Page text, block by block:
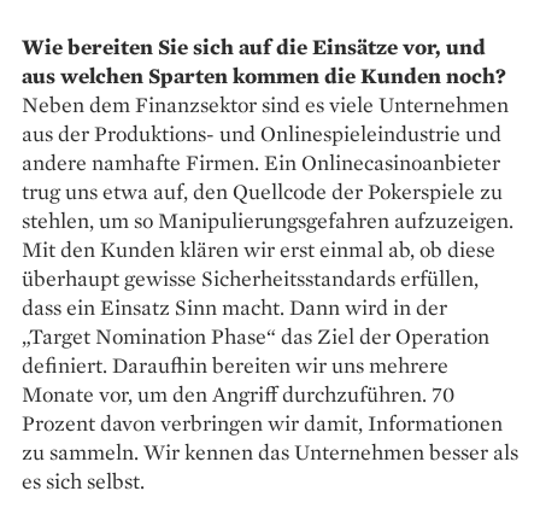
Wie bereiten Sie sich auf die Einsätze vor, und
aus welchen Sparten kommen die Kunden noch?
Neben dem Finanzsektor sind es viele Unternehmen
aus der Produktions- und Onlinespieleindustrie und
andere namhafte Firmen. Ein Onlinecasinoanbieter
trug uns etwa auf, den Quellcode der Pokerspiele zu
stehlen, um so Manipulierungs­gefahren aufzuzeigen.
Mit den Kunden klären wir erst einmal ab, ob diese
überhaupt gewisse Sicherheitsstandards erfüllen,
dass ein Einsatz Sinn macht. Dann wird in der
„Target Nomination Phase“ das Ziel der Operation
definiert. Daraufhin bereiten wir uns mehrere
Monate vor, um den Angriff durchzuführen. 70
Prozent davon verbringen wir damit, Informationen
zu sammeln. Wir kennen das Unternehmen besser als
es sich selbst.